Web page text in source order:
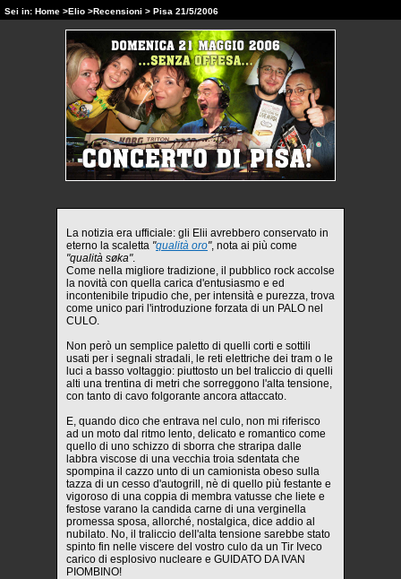
Sei in: Home >Elio >Recensioni > Pisa 21/5/2006
La notizia era ufficiale: gli Elii avrebbero conservato in
eterno la scaletta "qualità oro", nota ai più come
"qualità søka".
Come nella migliore tradizione, il pubblico rock accolse
la novità con quella carica d'entusiasmo e ed
incontenibile tripudio che, per intensità e purezza, trova
come unico pari l'introduzione forzata di un PALO nel
CULO.
Non però un semplice paletto di quelli corti e sottili
usati per i segnali stradali, le reti elettriche dei tram o le
luci a basso voltaggio: piuttosto un bel traliccio di quelli
alti una trentina di metri che sorreggono l'alta tensione,
con tanto di cavo folgorante ancora attaccato.
E, quando dico che entrava nel culo, non mi riferisco
ad un moto dal ritmo lento, delicato e romantico come
quello di uno schizzo di sborra che straripa dalle
labbra viscose di una vecchia troia sdentata che
spompina il cazzo unto di un camionista obeso sulla
tazza di un cesso d'autogrill, nè di quello più festante e
vigoroso di una coppia di membra vatusse che liete e
festose varano la candida carne di una verginella
promessa sposa, allorché, nostalgica, dice addio al
nubilato. No, il traliccio dell'alta tensione sarebbe stato
spinto fin nelle viscere del vostro culo da un Tir Iveco
carico di esplosivo nucleare e GUIDATO DA IVAN
PIOMBINO!